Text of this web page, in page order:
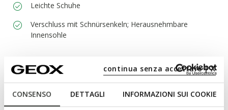
CONSENSO DETTAGLI INFORMAZIONI SUI COOKIE
continua senza accettare | X
Leichte Schuhe
Verschluss mit Schnürsenkeln; Herausnehmbare
Innensohle
Materialien
Technologien